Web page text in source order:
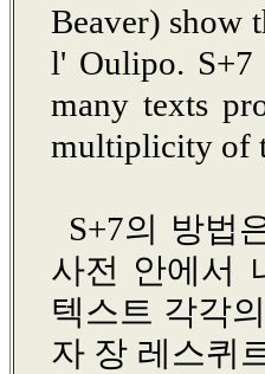
Beaver) show
l' Oulipo. S+7
many texts
multiplicity of
S+7의 방법
사전 안에서
텍스트 각각
자 장 레스퀴